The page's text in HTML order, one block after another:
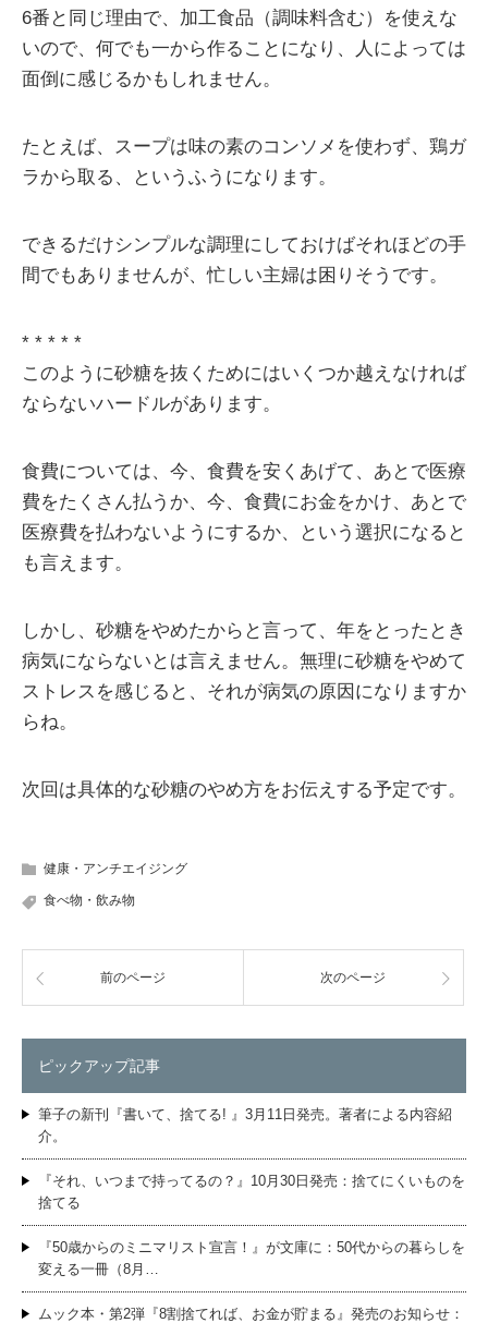
6番と同じ理由で、加工食品（調味料含む）を使えな
いので、何でも一から作ることになり、人によっては
面倒に感じるかもしれません。
たとえば、スープは味の素のコンソメを使わず、鶏ガ
ラから取る、というふうになります。
できるだけシンプルな調理にしておけばそれほどの手
間でもありませんが、忙しい主婦は困りそうです。
* * * * *
このように砂糖を抜くためにはいくつか越えなければ
ならないハードルがあります。
食費については、今、食費を安くあげて、あとで医療
費をたくさん払うか、今、食費にお金をかけ、あとで
医療費を払わないようにするか、という選択になると
も言えます。
しかし、砂糖をやめたからと言って、年をとったとき
病気にならないとは言えません。無理に砂糖をやめて
ストレスを感じると、それが病気の原因になりますか
らね。
次回は具体的な砂糖のやめ方をお伝えする予定です。
健康・アンチエイジング
食べ物・飲み物
前のページ 次のページ
ピックアップ記事
筆子の新刊『書いて、捨てる! 』3月11日発売。著者による内容紹
介。
『それ、いつまで持ってるの？』10月30日発売：捨てにくいものを
捨てる
『50歳からのミニマリスト宣言！』が文庫に：50代からの暮らしを
変える一冊（8月…
ムック本・第2弾『8割捨てれば、お金が貯まる』発売のお知らせ：